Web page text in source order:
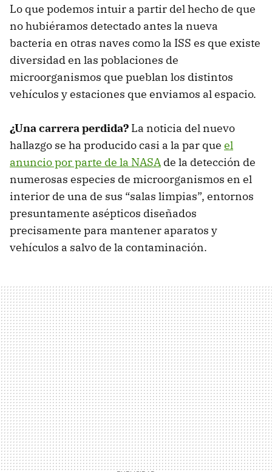
Lo que podemos intuir a partir del hecho de que
no hubiéramos detectado antes la nueva
bacteria en otras naves como la ISS es que existe
diversidad en las poblaciones de
microorganismos que pueblan los distintos
vehículos y estaciones que enviamos al espacio.
¿Una carrera perdida? La noticia del nuevo
hallazgo se ha producido casi a la par que el
anuncio por parte de la NASA de la detección de
numerosas especies de microorganismos en el
interior de una de sus “salas limpias”, entornos
presuntamente asépticos diseñados
precisamente para mantener aparatos y
vehículos a salvo de la contaminación.